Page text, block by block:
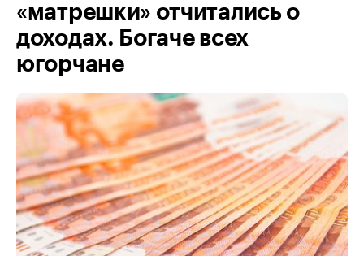
«матрешки» отчитались о
доходах. Богаче всех
югорчане